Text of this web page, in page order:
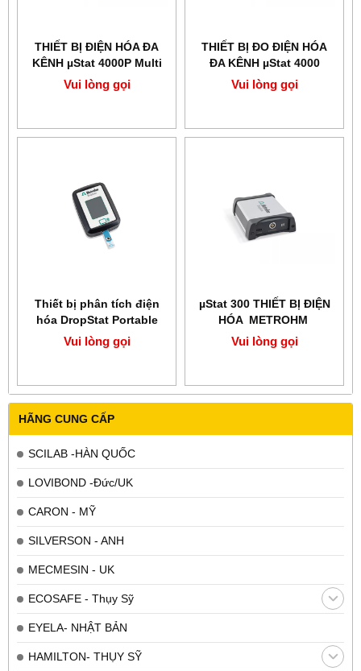
HÃNG CUNG CẤP
SCILAB -HÀN QUỐC
LOVIBOND -Đức/UK
CARON - MỸ
SILVERSON - ANH
MECMESIN - UK
ECOSAFE - Thụy Sỹ
EYELA- NHẬT BẢN
HAMILTON- THỤY SỸ
THIẾT BỊ ĐIỆN HÓA ĐA
KÊNH µStat 4000P Multi
Potentiostat
Vui lòng gọi
THIẾT BỊ ĐO ĐIỆN HÓA
ĐA KÊNH µStat 4000
Vui lòng gọi
Thiết bị phân tích điện
hóa DropStat Portable
Electrochemical Reader
Vui lòng gọi
µStat 300 THIẾT BỊ ĐIỆN
HÓA METROHM
Bipotentiostat
Vui lòng gọi